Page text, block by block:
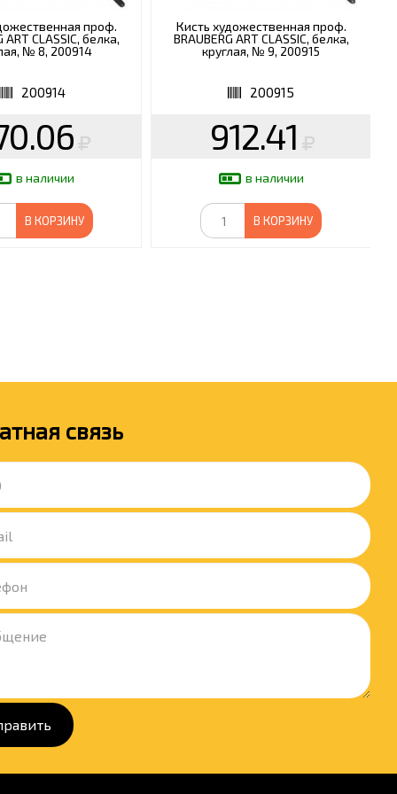
проф.
ART CLASSIC, белка,
№ 8, 200914
200914
в наличии
В КОРЗИНУ
Кисть художественная проф.
BRAUBERG ART CLASSIC, белка,
круглая, № 9, 200915
200915
912.41
в наличии
В КОРЗИНУ
связь